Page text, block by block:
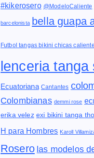
#kikerosero @ModeloCaliente
barcelonista bella guapa
Futbol tangas bikini chicas caliente
lenceria tanga
Ecuatoriana Cantantes
Colombianas demmi rose
erika velez exi bikini tanga
H para Hombres Karoll
Rosero las modelos